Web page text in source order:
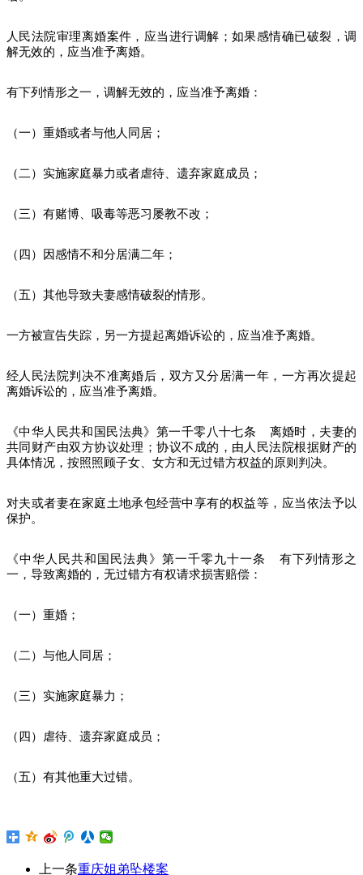
人民法院审理离婚案件，应当进行调解；如果感情确已破裂，调
解无效的，应当准予离婚。
有下列情形之一，调解无效的，应当准予离婚：
（一）重婚或者与他人同居；
（二）实施家庭暴力或者虐待、遗弃家庭成员；
（三）有赌博、吸毒等恶习屡教不改；
（四）因感情不和分居满二年；
（五）其他导致夫妻感情破裂的情形。
一方被宣告失踪，另一方提起离婚诉讼的，应当准予离婚。
经人民法院判决不准离婚后，双方又分居满一年，一方再次提起
离婚诉讼的，应当准予离婚。
《中华人民共和国民法典》第一千零八十七条 离婚时，夫妻的
共同财产由双方协议处理；协议不成的，由人民法院根据财产的
具体情况，按照照顾子女、女方和无过错方权益的原则判决。
对夫或者妻在家庭土地承包经营中享有的权益等，应当依法予以
保护。
《中华人民共和国民法典》第一千零九十一条 有下列情形之
一，导致离婚的，无过错方有权请求损害赔偿：
（一）重婚；
（二）与他人同居；
（三）实施家庭暴力；
（四）虐待、遗弃家庭成员；
（五）有其他重大过错。
上一条重庆姐弟坠楼案